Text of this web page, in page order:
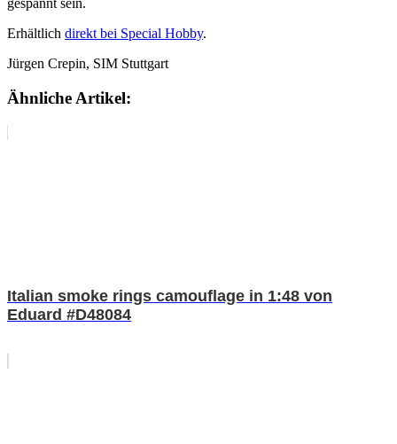
gespannt sein.
Erhältlich direkt bei Special Hobby.
Jürgen Crepin, SIM Stuttgart
Ähnliche Artikel:
Italian smoke rings camouflage in 1:48 von
Eduard #D48084